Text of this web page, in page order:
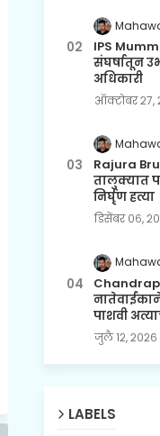
IPS
संघर्षातून
अधिकारी
ऑक्टोबर २७,
Rajura
तालुक्यात
निर्घृण हत्या
डिसेंबर ०६,
पाशवी
जुलै १२, २०२६
LABELS